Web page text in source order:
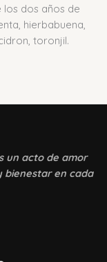
los dos años de
hierbabuena,
toronjil.
un acto de amor
bienestar en cada